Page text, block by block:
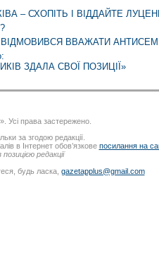
– СХОПІТЬ І ВІДДАЙТЕ
ВВАЖАТИ
ЗДАЛА СВОЇ ПОЗИЦІЇ»
права застережено.
за згодою редакції.
в Інтернет обов’язкове посилання на
редакції
будь ласка, gazetapplus@gmail.com